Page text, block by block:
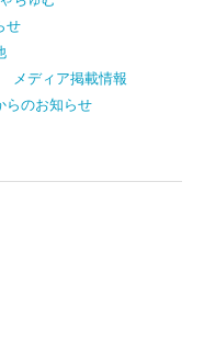
せ
メディア掲載情報
らのお知らせ